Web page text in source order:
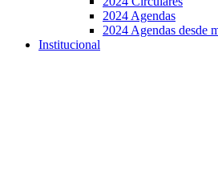
2024 Agendas
2024 Agendas desde
Institucional